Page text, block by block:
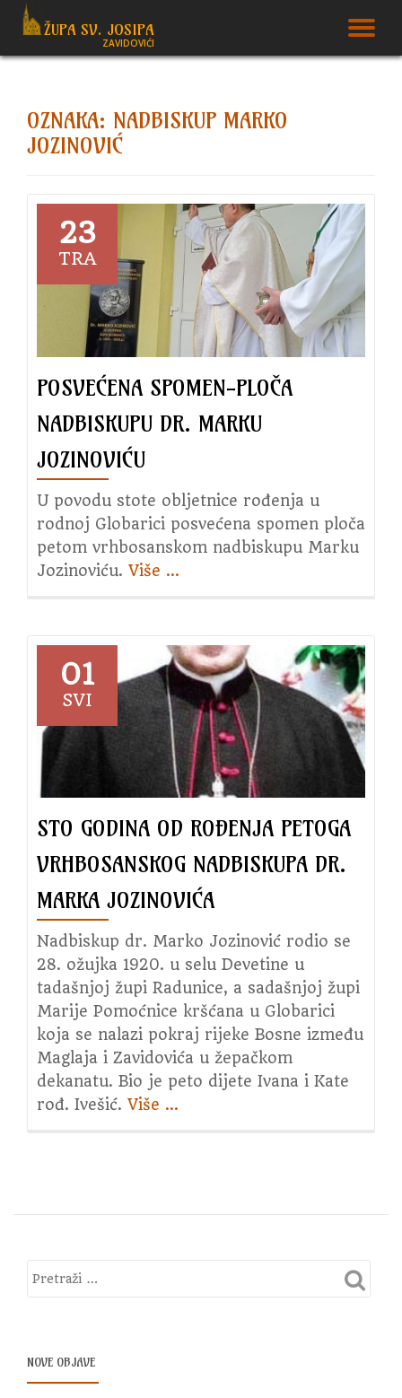
to
ŽUPA SV. JOSIPA
ZAVIDOVIĆI
OZNAKA: NADBISKUP MARKO
JOZINOVIĆ
23
TRA
POSVEĆENA SPOMEN-PLOČA
NADBISKUPU DR. MARKU
JOZINOVIĆU
U povodu stote obljetnice rođenja u
rodnoj Globarici posvećena spomen ploča
petom vrhbosanskom nadbiskupu Marku
Jozinoviću. Više about
nadbiskupu
dr.
Marku
Jozinoviću
…
01
SVI
STO GODINA OD ROĐENJA PETOGA
VRHBOSANSKOG NADBISKUPA DR.
MARKA JOZINOVIĆA
Nadbiskup dr. Marko Jozinović rodio se
28. ožujka 1920. u selu Devetine u
tadašnjoj župi Radunice, a sadašnjoj župi
Marije Pomoćnice kršćana u Globarici
koja se nalazi pokraj rijeke Bosne između
Maglaja i Zavidovića u žepačkom
dekanatu. Bio je peto dijete Ivana i Kate
rođ. Ivešić. Više about
…
NOVE OBJAVE